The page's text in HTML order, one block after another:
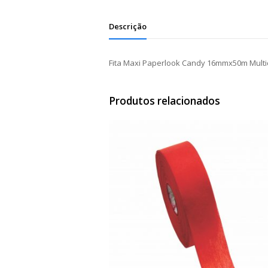
Descrição
Fita Maxi Paperlook Candy 16mmx50m
Produtos relacionados